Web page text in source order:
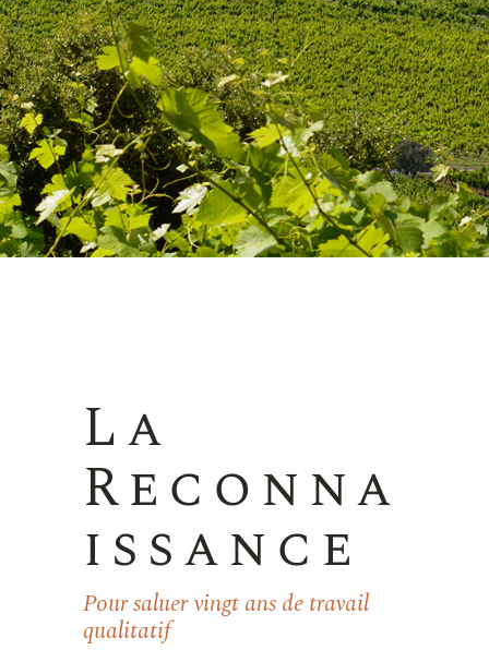
La
Reconna
issance
Pour saluer vingt ans de travail
qualitatif